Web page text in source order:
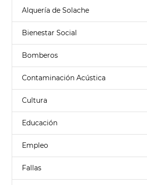
Alquería de Solache
Bienestar Social
Bomberos
Contaminación Acústica
Cultura
Educación
Empleo
Fallas